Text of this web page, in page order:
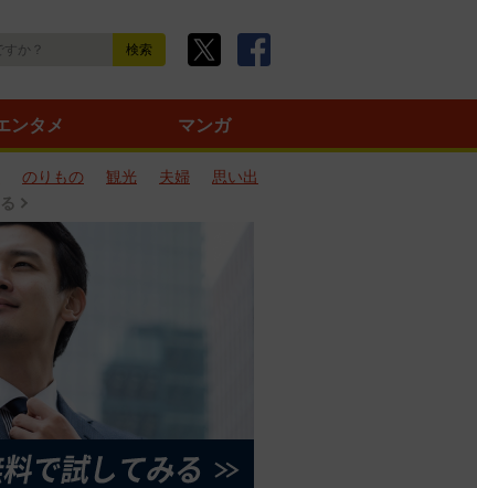
ンタメ マンガ
のりもの 観光 夫婦
思い出